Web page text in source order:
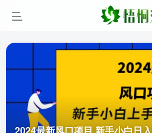
2024最新风口项目 新手小白日